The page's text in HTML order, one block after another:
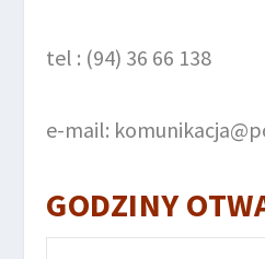
tel : (94) 36 66 138
e-mail:
GODZINY